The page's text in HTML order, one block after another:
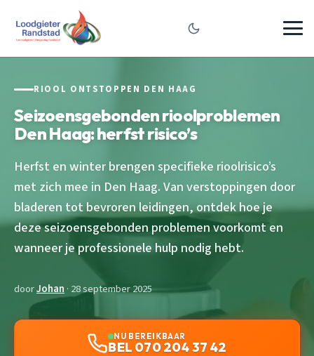
RIOOL ONTSTOPPEN DEN HAAG
Seizoensgebonden rioolproblemen
Den Haag: herfst risico’s
Herfst en winter brengen specifieke rioolrisico’s
met zich mee in Den Haag. Van verstoppingen door
bladeren tot bevroren leidingen, ontdek hoe je
deze seizoensgebonden problemen voorkomt en
wanneer je professionele hulp nodig hebt.
doorJohan · 28 september 2025
NU BEREIKBAAR
BEL 070 204 37 42